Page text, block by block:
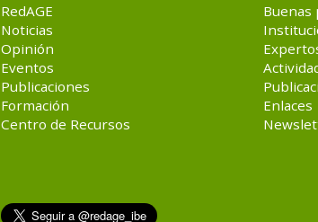
RedAGE
Noticias
Opinión
Eventos
Publicaciones
Formación
Centro de Recursos
Buenas
Enlaces